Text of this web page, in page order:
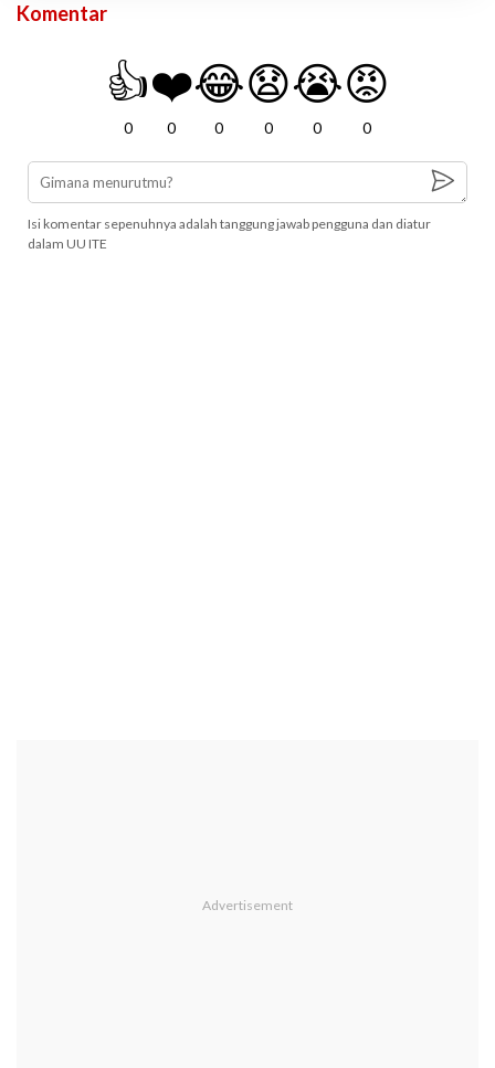
Komentar
👍
0
❤️
0
😂
0
😧
0
😭
0
😡
0
Isi komentar sepenuhnya adalah tanggung jawab pengguna dan diatur
dalam UU ITE